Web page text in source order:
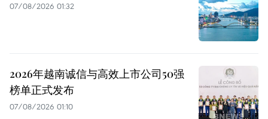
07/08/2026 01:32
2026年越南诚信与高效上市公司50强
榜单正式发布
07/08/2026 01:10